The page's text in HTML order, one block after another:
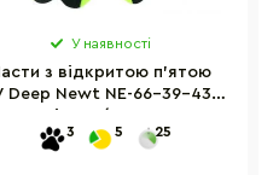
У наявності
з відкритою п'ятою
Deep Newt NE-66-39-43-Y
салатовий
3 5 25